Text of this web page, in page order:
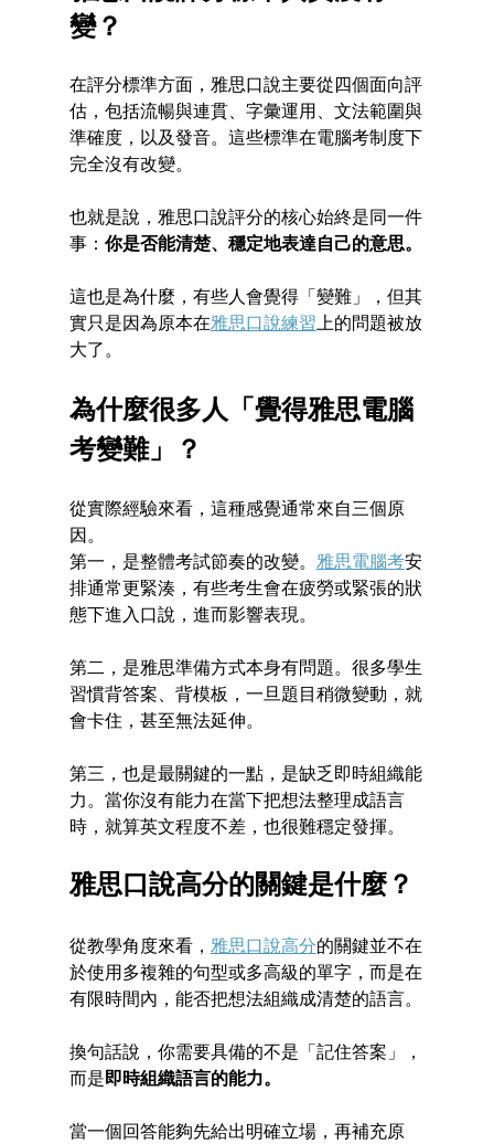
變？
在評分標準方面，雅思口說主要從四個面向評
估，包括流暢與連貫、字彙運用、文法範圍與
準確度，以及發音。這些標準在電腦考制度下
完全沒有改變。
也就是說，雅思口說評分的核心始終是同一件
事： 你是否能清楚、穩定地表達自己的意思。
這也是為什麼，有些人會覺得「變難」，但其
實只是因為原本在雅思口說練習 上的問題被放
大了。
為什麼很多人「覺得雅思電腦
考變難」？
從實際經驗來看，這種感覺通常來自三個原
因。
第一，是整體考試節奏的改變。 雅思電腦考安
排通常更緊湊，有些考生會在疲勞或緊張的狀
態下進入口說，進而影響表現。
第二，是雅思準備方式本身有問題。很多學生
習慣背答案、背模板，一旦題目稍微變動，就
會卡住，甚至無法延伸。
第三，也是最關鍵的一點，是缺乏即時組織能
力。當你沒有能力在當下把想法整理成語言
時，就算英文程度不差，也很難穩定發揮。
雅思口說高分的關鍵是什麼？
從教學角度來看， 雅思口說高分的關鍵並不在
於使用多複雜的句型或多高級的單字，而是在
有限時間內，能否把想法組織成清楚的語言。
換句話說，你需要具備的不是「記住答案」，
而是即時組織語言的能力。
當一個回答能夠先給出明確立場，再補充原